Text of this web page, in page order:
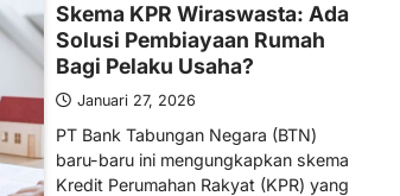
Skema KPR Wiraswasta: Ada
Solusi Pembiayaan Rumah
Bagi Pelaku Usaha?
Januari 27, 2026
PT Bank Tabungan Negara (BTN)
baru-baru ini mengungkapkan skema
Kredit Perumahan Rakyat (KPR) yang